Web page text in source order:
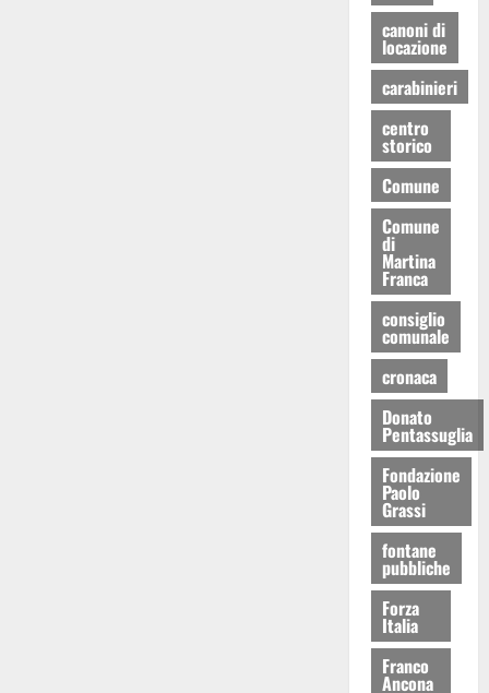
canoni di
locazione
carabinieri
centro
storico
Comune
Comune
di
Martina
Franca
consiglio
comunale
cronaca
Donato
Pentassuglia
Fondazione
Paolo
Grassi
fontane
pubbliche
Forza
Italia
Franco
Ancona